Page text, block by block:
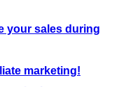
your sales during
marketing!